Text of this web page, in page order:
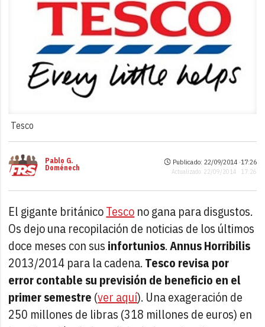
Tesco
Pablo G.
Doménech
Publicado: 22/09/2014 ·17:26
Actualizado: 22/09/2014 · 17:26
El gigante británicoTesco no gana para disgustos.
Os dejo una recopilación de noticias de los últimos
doce meses con sus infortunios.Annus Horribilis
2013/2014 para la cadena. Tesco revisa por
error contable su previsión de beneficio en el
primer semestre (ver aquí). Una exageración de
250 millones de libras (318 millones de euros) en